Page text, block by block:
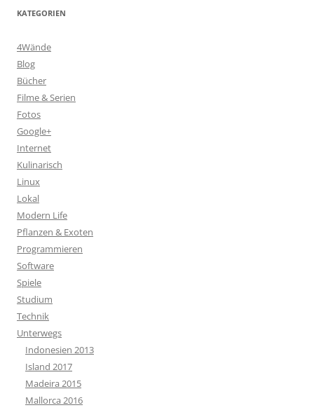
KATEGORIEN
4Wände
Blog
Bücher
Filme & Serien
Fotos
Google+
Internet
Kulinarisch
Linux
Lokal
Modern Life
Pflanzen & Exoten
Programmieren
Software
Spiele
Studium
Technik
Unterwegs
Indonesien 2013
Island 2017
Madeira 2015
Mallorca 2016